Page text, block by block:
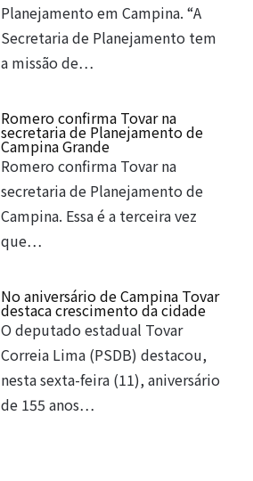
Planejamento em Campina. “A
Secretaria de Planejamento tem
a missão de…
Romero confirma Tovar na
secretaria de Planejamento de
Campina Grande
Romero confirma Tovar na
secretaria de Planejamento de
Campina. Essa é a terceira vez
que…
No aniversário de Campina Tovar
destaca crescimento da cidade
O deputado estadual Tovar
Correia Lima (PSDB) destacou,
nesta sexta-feira (11), aniversário
de 155 anos…